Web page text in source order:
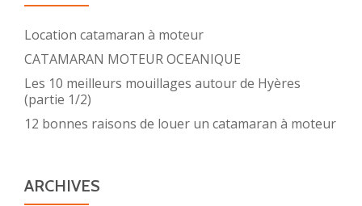
Location catamaran à moteur
CATAMARAN MOTEUR OCEANIQUE
Les 10 meilleurs mouillages autour de Hyères
(partie 1/2)
12 bonnes raisons de louer un catamaran à moteur
ARCHIVES